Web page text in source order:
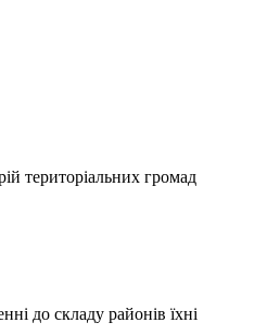
територіальних громад
до складу районів їхні